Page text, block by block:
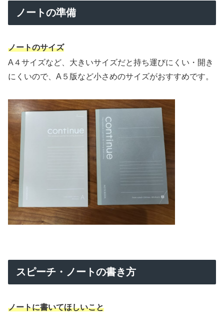
ノートの準備
ノートのサイズ
A４サイズなど、大きいサイズだと持ち運びにくい・開き
にくいので、A５版など小さめのサイズがおすすめです。
スピーチ・ノートの書き方
ノートに書いてほしいこと